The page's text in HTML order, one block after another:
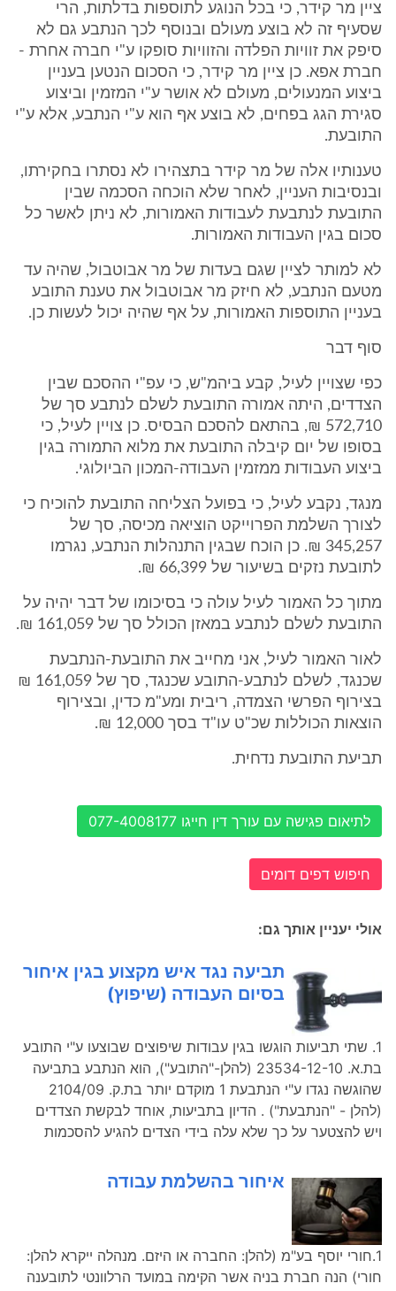
ציין מר קידר, כי בכל הנוגע לתוספות בדלתות, הרי
שסעיף זה לא בוצע מעולם ובנוסף לכך הנתבע גם לא
סיפק את זוויות הפלדה והזוויות סופקו ע"י חברה אחרת -
חברת אפא. כן ציין מר קידר, כי הסכום הנטען בעניין
ביצוע המנעולים, מעולם לא אושר ע"י המזמין וביצוע
סגירת הגג בפחים, לא בוצע אף הוא ע"י הנתבע, אלא ע"י
התובעת.
טענותיו אלה של מר קידר בתצהירו לא נסתרו בחקירתו,
ובנסיבות העניין, לאחר שלא הוכחה הסכמה שבין
התובעת לנתבעת לעבודות האמורות, לא ניתן לאשר כל
סכום בגין העבודות האמורות.
לא למותר לציין שגם בעדות של מר אבוטבול, שהיה עד
מטעם הנתבע, לא חיזק מר אבוטבול את טענת התובע
בעניין התוספות האמורות, על אף שהיה יכול לעשות כן.
סוף דבר
כפי שצויין לעיל, קבע ביהמ"ש, כי עפ"י ההסכם שבין
הצדדים, היתה אמורה התובעת לשלם לנתבע סך של
572,710 ₪, בהתאם להסכם הבסיס. כן צויין לעיל, כי
בסופו של יום קיבלה התובעת את מלוא התמורה בגין
ביצוע העבודות ממזמין העבודה-המכון הביולוגי.
מנגד, נקבע לעיל, כי בפועל הצליחה התובעת להוכיח כי
לצורך השלמת הפרוייקט הוציאה מכיסה, סך של
345,257 ₪. כן הוכח שבגין התנהלות הנתבע, נגרמו
לתובעת נזקים בשיעור של 66,399 ₪.
מתוך כל האמור לעיל עולה כי בסיכומו של דבר יהיה על
התובעת לשלם לנתבע במאזן הכולל סך של 161,059 ₪.
לאור האמור לעיל, אני מחייב את התובעת-הנתבעת
שכנגד, לשלם לנתבע-התובע שכנגד, סך של 161,059 ₪
בצירוף הפרשי הצמדה, ריבית ומע"מ כדין, ובצירוף
הוצאות הכוללות שכ"ט עו"ד בסך 12,000 ₪.
תביעת התובעת נדחית.
לתיאום פגישה עם עורך דין חייגו 077-4008177
חיפוש דפים דומים
אולי יעניין אותך גם:
תביעה נגד איש מקצוע בגין איחור
בסיום העבודה (שיפוץ)
1. שתי תביעות הוגשו בגין עבודות שיפוצים שבוצעו ע"י התובע
בת.א. 23534-12-10 (להלן-"התובע"), הוא הנתבע בתביעה
שהוגשה נגדו ע"י הנתבעת 1 מוקדם יותר בת.ק. 2104/09
(להלן - "הנתבעת") . הדיון בתביעות, אוחד לבקשת הצדדים
ויש להצטער על כך שלא עלה בידי הצדים להגיע להסכמות
איחור בהשלמת עבודה
1.חורי יוסף בע"מ (להלן: החברה או היזם. מנהלה ייקרא להלן:
חורי) הנה חברת בניה אשר הקימה במועד הרלוונטי לתובענה